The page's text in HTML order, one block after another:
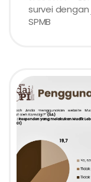
survei dengan
SPMB